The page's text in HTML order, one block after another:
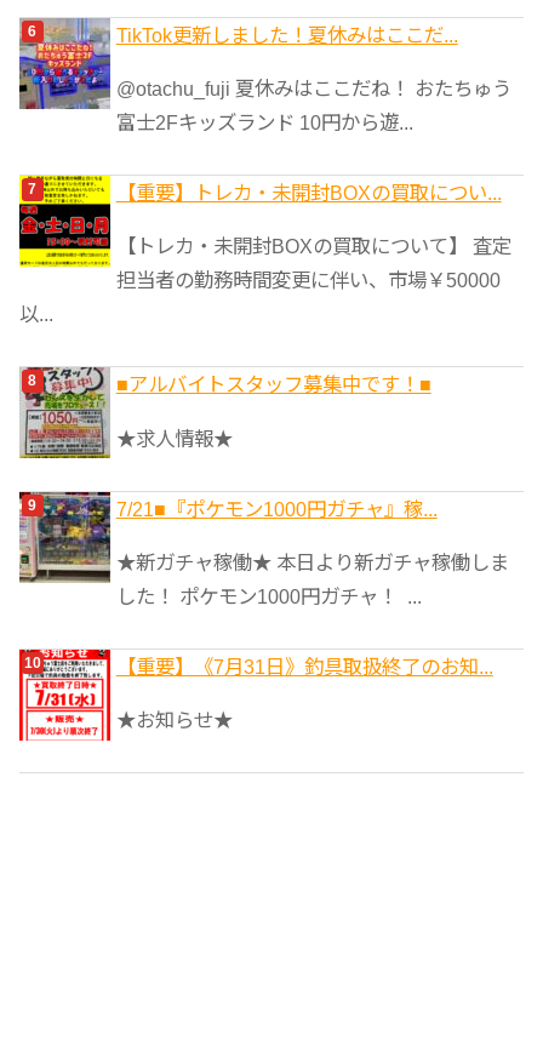
TikTok更新しました！夏休みはここだ...
@otachu_fuji 夏休みはここだね！ おたちゅう
富士2Fキッズランド 10円から遊...
【重要】トレカ・未開封BOXの買取につい...
【トレカ・未開封BOXの買取について】 査定
担当者の勤務時間変更に伴い、市場￥50000
以...
■アルバイトスタッフ募集中です！■
★求人情報★
7/21■『ポケモン1000円ガチャ』稼...
★新ガチャ稼働★ 本日より新ガチャ稼働しま
した！ ポケモン1000円ガチャ！ ...
【重要】《7月31日》釣具取扱終了のお知...
★お知らせ★